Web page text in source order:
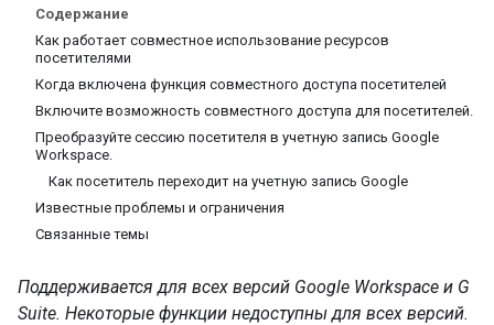
Содержание
Как работает совместное использование ресурсов
посетителями
Когда включена функция совместного доступа посетителей
Включите возможность совместного доступа для посетителей.
Преобразуйте сессию посетителя в учетную запись Google
Workspace.
Как посетитель переходит на учетную запись Google
Известные проблемы и ограничения
Связанные темы
Поддерживается для всех версий Google Workspace и G
Suite. Некоторые функции недоступны для всех версий.